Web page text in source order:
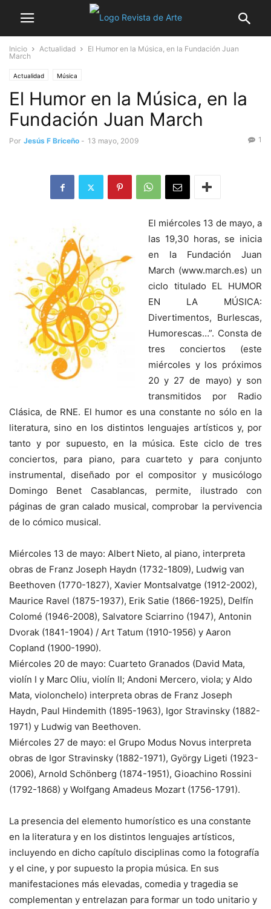
Inicio Actualidad
El Humor en la Música, en la Fundación Juan
March
Actualidad Música
El Humor en la Música, en la
Fundación Juan March
Por Jesús F Briceño - 13 mayo, 2009 1
El miércoles 13 de mayo, a
las 19,30 horas, se inicia
en la Fundación Juan
March (www.march.es) un
ciclo titulado EL HUMOR
EN LA MÚSICA:
Divertimentos, Burlescas,
Humorescas…”. Consta de
tres conciertos (este
miércoles y los próximos
20 y 27 de mayo) y son
transmitidos por Radio
Clásica, de RNE. El humor es una constante no sólo en la
literatura, sino en los distintos lenguajes artísticos y, por
tanto y por supuesto, en la música. Este ciclo de tres
conciertos, para piano, para cuarteto y para conjunto
instrumental, diseñado por el compositor y musicólogo
Domingo Benet Casablancas, permite, ilustrado con
páginas de gran calado musical, comprobar la pervivencia
de lo cómico musical.
Miércoles 13 de mayo: Albert Nieto, al piano, interpreta
obras de Franz Joseph Haydn (1732-1809), Ludwig van
Beethoven (1770-1827), Xavier Montsalvatge (1912-2002),
Maurice Ravel (1875-1937), Erik Satie (1866-1925), Delfín
Colomé (1946-2008), Salvatore Sciarrino (1947), Antonin
Dvorak (1841-1904) / Art Tatum (1910-1956) y Aaron
Copland (1900-1990).
Miércoles 20 de mayo: Cuarteto Granados (David Mata,
violín I y Marc Oliu, violín II; Andoni Mercero, viola; y Aldo
Mata, violonchelo) interpreta obras de Franz Joseph
Haydn, Paul Hindemith (1895-1963), Igor Stravinsky (1882-
1971) y Ludwig van Beethoven.
Miércoles 27 de mayo: el Grupo Modus Novus interpreta
obras de Igor Stravinsky (1882-1971), György Ligeti (1923-
2006), Arnold Schönberg (1874-1951), Gioachino Rossini
(1792-1868) y Wolfgang Amadeus Mozart (1756-1791).
La presencia del elemento humorístico es una constante
en la literatura y en los distintos lenguajes artísticos,
incluyendo en dicho capítulo disciplinas como la fotografía
y el cine, y por supuesto la propia música. En sus
manifestaciones más elevadas, comedia y tragedia se
complementan y entrelazan para formar un todo unitario y